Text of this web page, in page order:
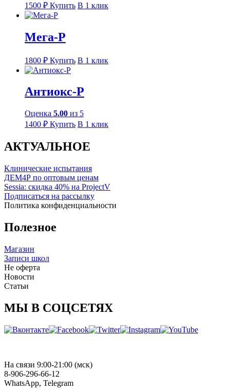
1500 ₽ Купить В 1 клик
Мега-Р
1800 ₽ Купить В 1 клик
Антиокс-Р
Оценка 5.00 из 5
1400 ₽ Купить В 1 клик
АКТУАЛЬНОЕ
Клинические испытания
ДЕМ4Р по оптовым ценам
Sessia: скидка 40% на ProjectV
Подписаться на рассылку
Политика конфиденциальности
Полезное
Магазин
Записи школ
Не оферта
Новости
Статьи
МЫ В СОЦСЕТЯХ
На связи 9:00-21:00 (мск)
8-906-296-66-12
WhatsApp, Telegram